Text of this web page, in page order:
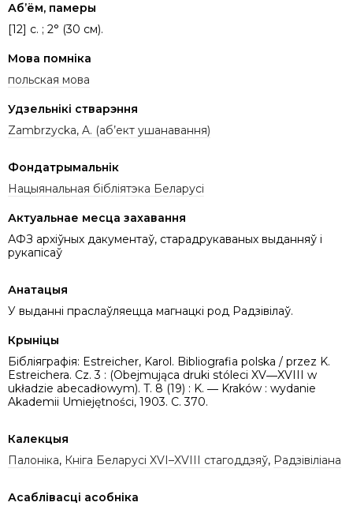
Аб’ём, памеры
[12] c. ; 2° (30 см).
Мова помніка
польская мова
Удзельнікі стварэння
Zambrzycka, A. (аб’ект ушанавання)
Фондатрымальнік
Нацыянальная бібліятэка Беларусі
Актуальнае месца захавання
АФЗ архіўных дакументаў, старадрукаваных выданняў і
рукапісаў
Анатацыя
У выданні праслаўляецца магнацкі род Радзівілаў.
Крыніцы
Бібліяграфія: Estreicher, Karol. Bibliografia polska / przez K.
Estreichera. Cz. 3 : (Obejmująca druki stóleci XV―XVIII w
układzie abecadłowym). T. 8 (19) : K. ― Kraków : wydanie
Akademii Umiejętności, 1903. C. 370.
Калекцыя
Палоніка, Кніга Беларусі XVI–XVIII стагоддзяў, Радзівіліана
Асаблівасці асобніка